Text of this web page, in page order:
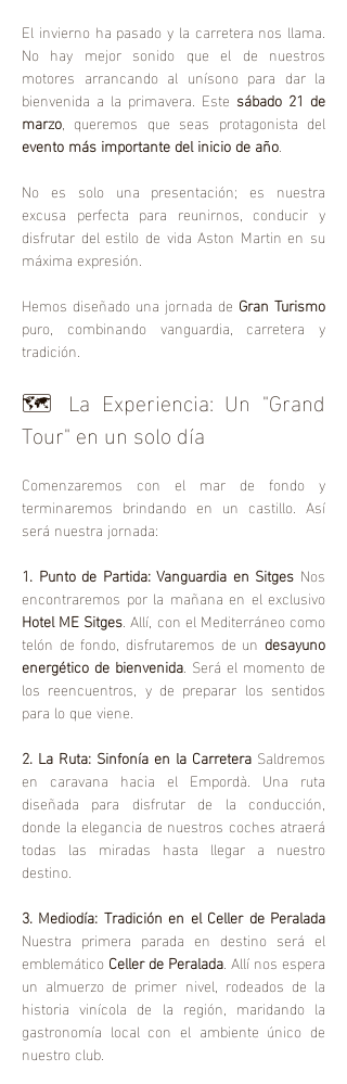
El invierno ha pasado y la carretera nos llama.
No hay mejor sonido que el de nuestros
motores arrancando al unísono para dar la
bienvenida a la primavera. Este sábado 21 de
marzo
evento más importante del inicio de año.
No es solo una presentación; es nuestra
excusa perfecta para reunirnos, conducir y
disfrutar del estilo de vida Aston Martin en su
máxima expresión.
Hemos diseñado una jornada de Gran Turismo
puro, combinando vanguardia, carretera y
tradición.
🗺️ La Experiencia: Un "Grand
Tour" en un solo día
Comenzaremos con el mar de fondo y
terminaremos brindando en un castillo. Así
será nuestra jornada:
1. Punto de Partida: Vanguardia en Sitges Nos
Hotel ME Sitges. Allí, con el Mediterráneo como
telón de fondo, disfrutaremos de un desayuno
energético de bienvenida. Será el momento de
los reencuentros, y de preparar los sentidos
para lo que viene.
2. La Ruta: Sinfonía en la Carretera Saldremos
en caravana hacia el Empordà. Una ruta
diseñada para disfrutar de la conducción,
donde la elegancia de nuestros coches atraerá
todas las miradas hasta llegar a nuestro
destino.
3. Mediodía: Tradición en el Celler de Peralada
Nuestra primera parada en destino será el
emblemático Celler de Peralada. Allí nos espera
un almuerzo de primer nivel, rodeados de la
historia vinícola de la región, maridando la
gastronomía local con el ambiente único de
nuestro club.